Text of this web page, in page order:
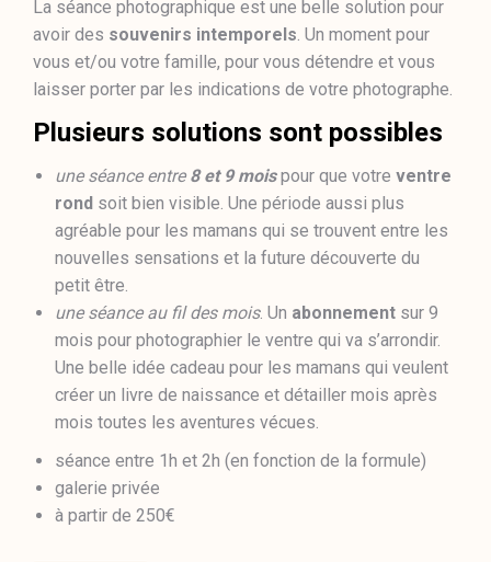
La séance photographique est une belle solution pour
avoir des souvenirs intemporels. Un moment pour
vous et/ou votre famille, pour vous détendre et vous
laisser porter par les indications de votre photographe.
Plusieurs solutions sont possibles
une séance entre 8 et 9 moispour que votre ventre
rond soit bien visible. Une période aussi plus
agréable pour les mamans qui se trouvent entre les
nouvelles sensations et la future découverte du
petit être.
une séance au fil des mois. Un abonnement sur 9
mois pour photographier le ventre qui va s’arrondir.
Une belle idée cadeau pour les mamans qui veulent
créer un livre de naissance et détailler mois après
mois toutes les aventures vécues.
séance entre 1h et 2h (en fonction de la formule)
galerie privée
à partir de 250€